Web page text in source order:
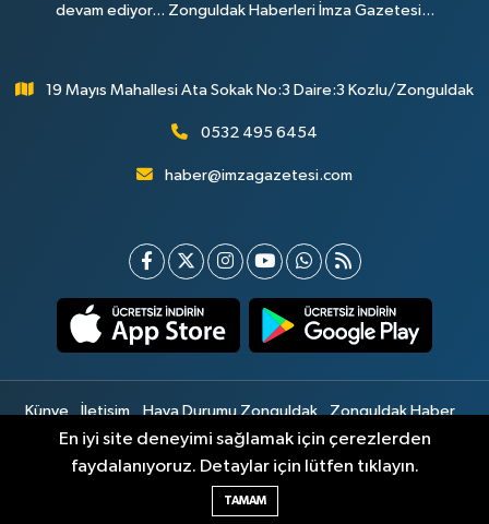
devam ediyor... Zonguldak Haberleri İmza Gazetesi...
19 Mayıs Mahallesi Ata Sokak No:3 Daire:3 Kozlu/Zonguldak
0532 495 6454
haber@imzagazetesi.com
Künye İletişim Hava Durumu Zonguldak
Zonguldak Haber
Gizlilik Sözleşmesi
Hizmet Şartları Sitemap
Haber Yazılımı:
En iyi site deneyimi sağlamak için çerezlerden
faydalanıyoruz. Detaylar için lütfen tıklayın.
TAMAM